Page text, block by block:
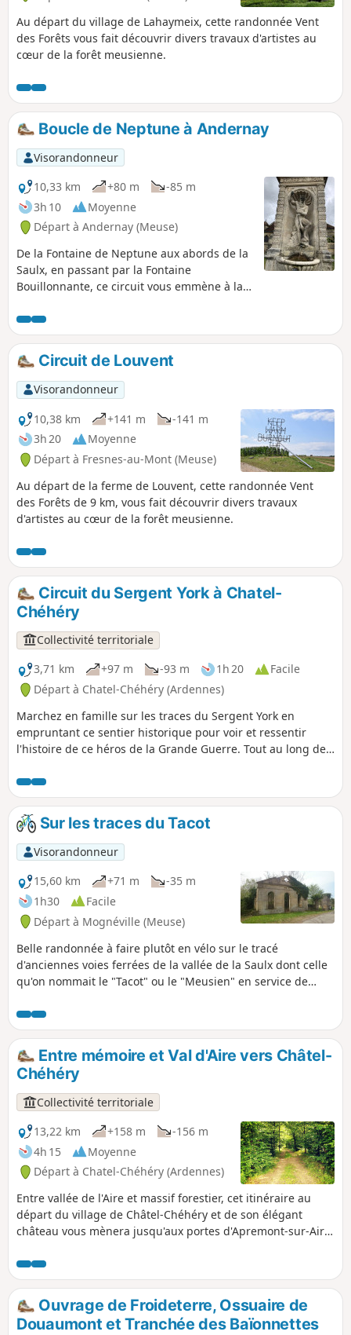
Au départ du village de Lahaymeix, cette randonnée Vent
des Forêts vous fait découvrir divers travaux d'artistes au
cœur de la forêt meusienne.
Boucle de Neptune à Andernay
Visorandonneur
10,33 km
+80 m
-85 m
3h 10
Moyenne
Départ à Andernay (Meuse)
De la Fontaine de Neptune aux abords de la
Saulx, en passant par la Fontaine
Bouillonnante, ce circuit vous emmène à la
eaux. Cette randonnée offre deux boucles
distinctes : une première plus avec un
parcours en forêt et une seconde qui
emprunte principalement des chemins
blancs.
Circuit de Louvent
Visorandonneur
10,38 km
+141 m
-141 m
3h 20
Moyenne
Départ à Fresnes-au-Mont (Meuse)
Au départ de la ferme de Louvent, cette randonnée Vent
des Forêts de 9 km, vous fait découvrir divers travaux
d'artistes au cœur de la forêt meusienne.
Circuit du Sergent York à Chatel-
Chéhéry
Collectivité territoriale
3,71 km
+97 m -93 m 1h 20
Facile
Départ à Chatel-Chéhéry (Ardennes)
Marchez en famille sur les traces du Sergent York en
empruntant ce sentier historique pour voir et ressentir
l'histoire de ce héros de la Grande Guerre. Tout au long de
irez de panneau d'informations en panneau d'informations
pour découvrir les principales positions où se sont déroulés
les actes héroïques de York qui sauvèrent le bataillon de
l'anéantissement et conduisirent au retrait allemand de la
Forêt d'Argonne.
Sur les traces du Tacot
Visorandonneur
15,60 km
+71 m
-35 m
1h30
Facile
Départ à Mognéville (Meuse)
Belle randonnée à faire plutôt en vélo sur le tracé
d'anciennes voies ferrées de la vallée de la Saulx dont celle
qu'on nommait le "Tacot" ou le "Meusien" en service de
facile car il y a peu de pente. Le parcours est souvent
ombragé.
Entre mémoire et Val d'Aire vers Châtel-
Chéhéry
Collectivité territoriale
13,22 km
+158 m
-156 m
4h 15
Moyenne
Départ à Chatel-Chéhéry (Ardennes)
Entre vallée de l'Aire et massif forestier, cet itinéraire au
départ du village de Châtel-Chéhéry et de son élégant
château vous mènera jusqu'aux portes d'Apremont-sur-Aire
militaire allemand classé à l'Unesco.
Ouvrage de Froideterre, Ossuaire de
Douaumont et Tranchée des Baïonnettes